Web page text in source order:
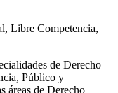
, Libre Competencia,
de Derecho
Público y
áreas de Derecho